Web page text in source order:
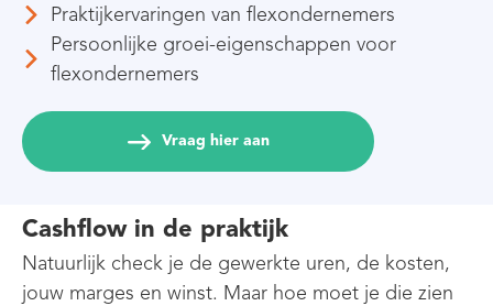
Praktijkervaringen van flexondernemers
Persoonlijke groei-eigenschappen voor
flexondernemers
Vraag hier aan
Cashflow in de praktijk
Natuurlijk check je de gewerkte uren, de kosten,
jouw marges en winst. Maar hoe moet je die zien